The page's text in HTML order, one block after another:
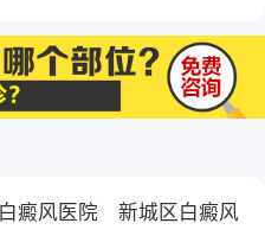
癜风医院
新城区白癜风